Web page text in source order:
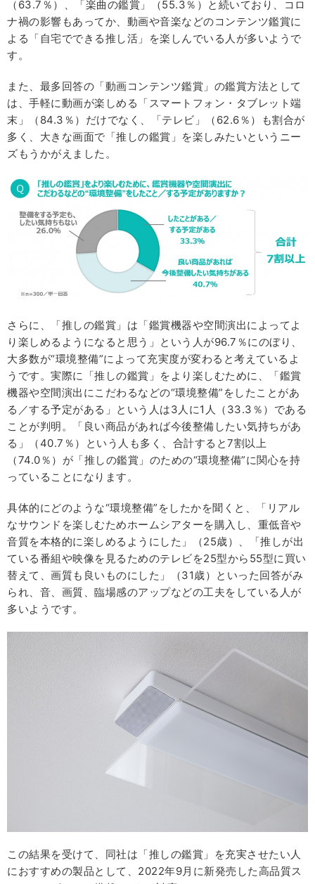
（63.7％）、「楽曲の鑑賞」（55.3％）と続いており、コロ
ナ禍の影響もあってか、動画や音楽などのコンテンツ鑑賞に
よる「自宅でできる推し活」を楽しんでいる人が多いようで
す。
また、最多回答の「動画コンテンツ鑑賞」の鑑賞方法として
は、手軽に動画が楽しめる「スマートフォン・タブレット端
末」（84.3％）だけでなく、「テレビ」（62.6％）も割合が
多く、大きな画面で「推しの鑑賞」を楽しみたいというニー
ズもうかがえました。
さらに、「推しの鑑賞」は「鑑賞機器や空間演出によってよ
り楽しめるようになると思う」という人が96.7％にのぼり、
大多数が“環境整備”によって充実度が変わると考えているよ
うです。実際に「推しの鑑賞」をより楽しむために、「鑑賞
機器や空間演出にこだわるなどの“環境整備”をしたことがあ
る／する予定がある」という人は3人に1人（33.3％）である
ことが判明。「良い商品があれば今後整備したい気持ちがあ
る」（40.7％）という人も多く、合計すると7割以上
（74.0％）が「推しの鑑賞」のための“環境整備”に関心を持
っていることになります。
具体的にどのような“環境整備”をしたかを聞くと、「リアル
なサウンドを楽しむためホームシアターを購入し、重低音や
音質を本格的に楽しめるようにした」（25歳）、「推しが出
ている番組や映像を見るためのテレビを25型から55型に買い
替えて、画質も良いものにした」（31歳）といった回答がみ
られ、音、画質、臨場感のアップなどの工夫をしている人が
多いようです。
この結果を受けて、同社は「推しの鑑賞」を充実させたい人
におすすめの製品として、2022年9月に新発売した高品質ス